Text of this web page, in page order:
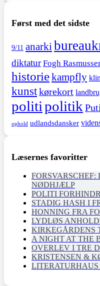
Først med det sidste
9/11 anarki
diktatur Fogh
historiekampfly
kunstkørekort
politipolitik
ophold udlandsdansker
Læsernes favoritter
NØDHJÆLP
POLITI
STADIG HASH I
HONNING FRA
LYDLØS
KIRKEGÅRDENS
A NIGHT AT THE
OVERLEV I TRE
KRISTENSEN &
LITERATURHAUS